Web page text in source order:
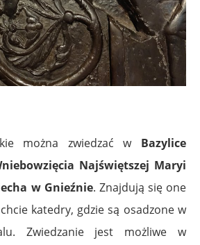
można zwiedzać w Bazylice
Najświętszej Maryi
w Gnieźnie. Znajdują się one
katedry, gdzie są osadzone w
Zwiedzanie jest możliwe w